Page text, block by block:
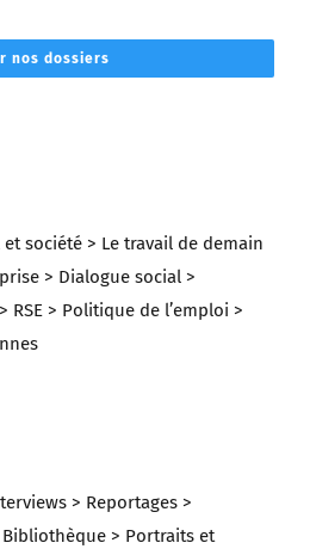
nos dossiers
et société > Le travail de demain
> Dialogue social >
> RSE > Politique de l’emploi >
> Reportages >
Bibliothèque > Portraits et